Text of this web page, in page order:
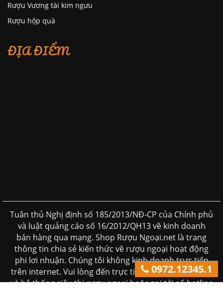
0972.12345.1
Rượu Vương tài kim ngưu
Rượu hộp quà
ĐỊA ĐIỂM
Tuân thủ Nghị định số 185/2013/NĐ-CP của Chính phủ
và luật quảng cáo số 16/2012/QH13 về kinh doanh
bán hàng qua mạng. Shop Rượu Ngoại.net là trang
thông tin chia sẻ kiến thức về rượu ngoại hoạt động
phi lơi nhuận. Chúng tôi không kinh doanh trực tiếp
trên internet. Vui lòng đến trực tiếp đến các cửa hàng
và hệ thống siêu thị rượu ngoại hoặc gọi tới số hotline